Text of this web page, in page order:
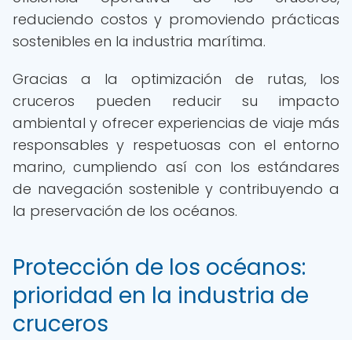
reduciendo costos y promoviendo prácticas
sostenibles en la industria marítima.
Gracias a la optimización de rutas, los
cruceros pueden reducir su impacto
ambiental y ofrecer experiencias de viaje más
responsables y respetuosas con el entorno
marino, cumpliendo así con los estándares
de navegación sostenible y contribuyendo a
la preservación de los océanos.
Protección de los océanos:
prioridad en la industria de
cruceros